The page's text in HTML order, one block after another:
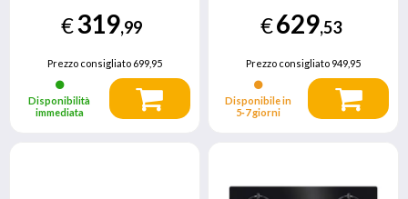
Gas 5 Fornello(i)
€319,99
Prezzo consigliato699,95
Disponibilità
immediata
Fornello(i)
€629,53
Prezzo consigliato 949,95
Disponibile in
5‑7 giorni